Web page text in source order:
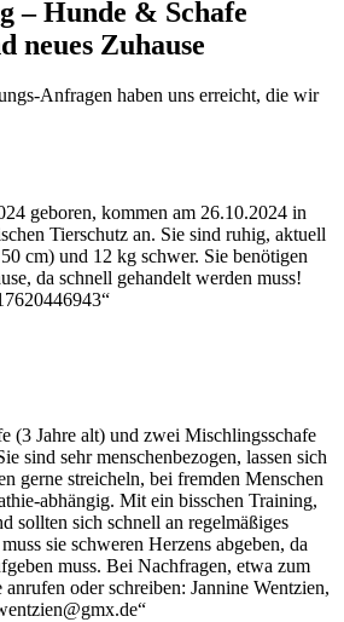
– Hunde & Schafe
neues Zuhause
Anfragen haben uns erreicht, die wir
geboren, kommen am 26.10.2024 in
Tierschutz an. Sie sind ruhig, aktuell
cm) und 12 kg schwer. Sie benötigen
da schnell gehandelt werden muss!
(3 Jahre alt) und zwei Mischlingsschafe
sind sehr menschenbezogen, lassen sich
gerne streicheln, bei fremden Menschen
abhängig. Mit ein bisschen Training,
sollten sich schnell an regelmäßiges
sie schweren Herzens abgeben, da
muss. Bei Nachfragen, etwa zum
oder schreiben: Jannine Wentzien,